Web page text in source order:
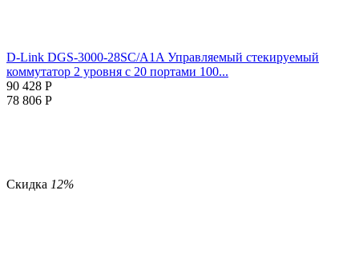
D-Link DGS-3000-28SC/A1A Управляемый стекируемый
коммутатор 2 уровня с 20 портами 100...
90 428 Р
78 806 Р
Скидка 12%